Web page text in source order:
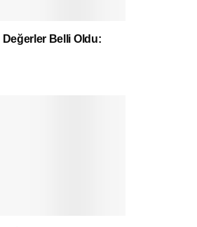
Değerler Belli Oldu: